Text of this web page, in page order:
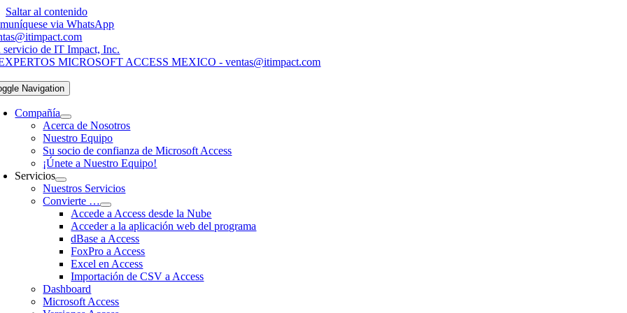
Saltar al contenido
via WhatsApp
servicio de IT Impact, Inc.
Navigation
Compañía
Acerca de Nosotros
Nuestro Equipo
Su socio de confianza de Microsoft Access
¡Únete a Nuestro Equipo!
Servicios
Nuestros Servicios
Convierte …
Accede a Access desde la Nube
Acceder a la aplicación web del programa
dBase a Access
FoxPro a Access
Excel en Access
Importación de CSV a Access
Dashboard
Microsoft Access